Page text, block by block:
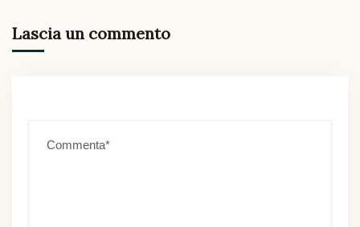
Lascia un commento